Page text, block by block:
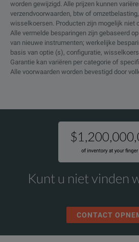
worden gewijzigd. Alle prijzen kunnen
verzendvoorwaarden, btw of
wisselkoersen. Producten zijn mogelijk niet
Alle vermelde besparingen zijn gebaseerd
van nieuwe instrumenten; werkelijke
basis van optie (s), configuratie,
Garantie kan variëren per categorie of
Alle voorwaarden worden bevestigd door
Kunt u niet vinden
CONTACT